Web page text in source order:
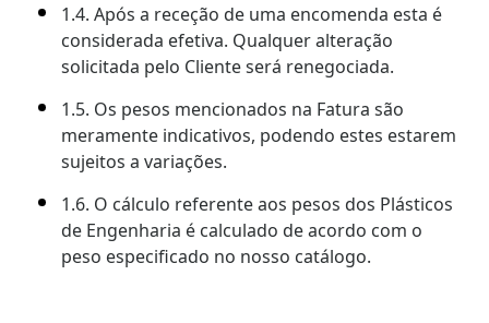
1.4. Após a receção de uma encomenda esta é
considerada efetiva. Qualquer alteração
solicitada pelo Cliente será renegociada.
1.5. Os pesos mencionados na Fatura são
meramente indicativos, podendo estes estarem
sujeitos a variações.
1.6. O cálculo referente aos pesos dos Plásticos
de Engenharia é calculado de acordo com o
peso especificado no nosso catálogo.